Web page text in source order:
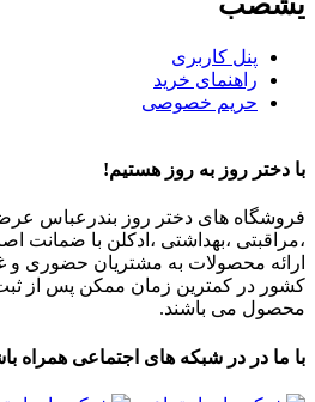
پنل کاربری
راهنمای خرید
حریم خصوصی
با دختر روز به روز هستیم!
فروشگاه های دختر روز بندرعباس
،مراقبتی ،بهداشتی ،ادکلن با ضمانت
ارائه محصولات به مشتریان حضوری
کشور در کمترین زمان ممکن پس از
محصول می باشند.
با ما در در شبکه های اجتماعی همراه